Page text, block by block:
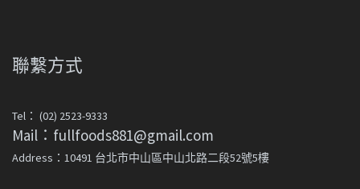
聯繫方式
Tel： (02) 2523-9333
Mail：fullfoods881@gmail.com
Address：10491 台北市中山區中山北路二段52號5樓